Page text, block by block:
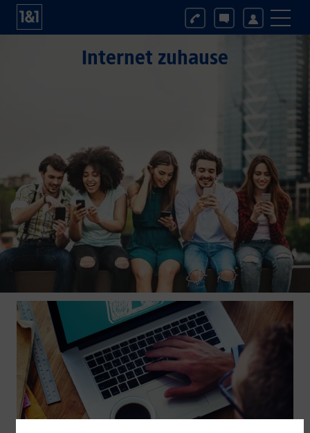
Internet zuhause